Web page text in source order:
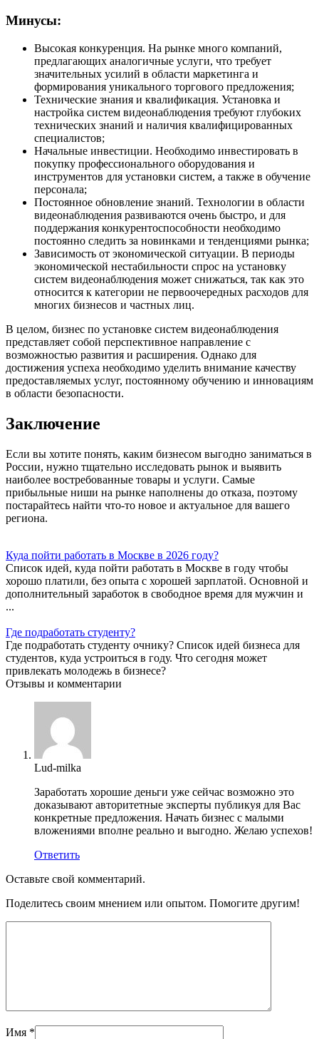
Минусы:
Высокая конкуренция. На рынке много компаний,
предлагающих аналогичные услуги, что требует
значительных усилий в области маркетинга и
формирования уникального торгового предложения;
Технические знания и квалификация. Установка и
настройка систем видеонаблюдения требуют глубоких
технических знаний и наличия квалифицированных
специалистов;
Начальные инвестиции. Необходимо инвестировать в
покупку профессионального оборудования и
инструментов для установки систем, а также в обучение
персонала;
Постоянное обновление знаний. Технологии в области
видеонаблюдения развиваются очень быстро, и для
поддержания конкурентоспособности необходимо
постоянно следить за новинками и тенденциями рынка;
Зависимость от экономической ситуации. В периоды
экономической нестабильности спрос на установку
систем видеонаблюдения может снижаться, так как это
относится к категории не первоочередных расходов для
многих бизнесов и частных лиц.
В целом, бизнес по установке систем видеонаблюдения
представляет собой перспективное направление с
возможностью развития и расширения. Однако для
достижения успеха необходимо уделить внимание качеству
предоставляемых услуг, постоянному обучению и инновациям
в области безопасности.
Заключение
Если вы хотите понять, каким бизнесом выгодно заниматься в
России, нужно тщательно исследовать рынок и выявить
наиболее востребованные товары и услуги. Самые
прибыльные ниши на рынке наполнены до отказа, поэтому
постарайтесь найти что-то новое и актуальное для вашего
региона.
Куда пойти работать в Москве в 2026 году?
Список идей, куда пойти работать в Москве в году чтобы
хорошо платили, без опыта с хорошей зарплатой. Основной и
дополнительный заработок в свободное время для мужчин и
...
Где подработать студенту?
Где подработать студенту очнику? Список идей бизнеса для
студентов, куда устроиться в году. Что сегодня может
привлекать молодежь в бизнесе?
Отзывы и комментарии
Lud-milka
Заработать хорошие деньги уже сейчас возможно это
доказывают авторитетные эксперты публикуя для Вас
конкретные предложения. Начать бизнес с малыми
вложениями вполне реально и выгодно. Желаю успехов!
Ответить
Оставьте свой комментарий.
Поделитесь своим мнением или опытом. Помогите другим!
Имя *